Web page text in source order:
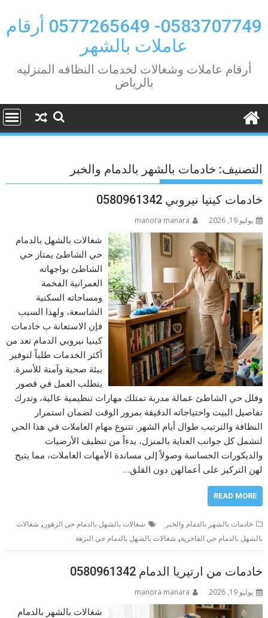
to
content
0583707749- 0577265649 أرقام
عاملات بالشهر
أرقام عاملات وشغالات لخدمات النظافه المنزليه
بالرياض
التصنيف: خادمات بالشهر بالدمام والخبر
خادمات كينيا نيروبي 0580961342
يوليو 19, 2026 manora manara
شغالات بالشهل بالدمام
حي الشاطئ يمتاز حي
الشاطئ بواجهاته
العمرانية الفخمة
ومساحاته السكنية
الشاسعة، ولهذا السبب
فإن الاستعانة ب خادمات
كينيا نيروبي الدمام تعد من
أكثر الخدمات طلباً لتوفير
بيئة صحية وآمنة للأسرة.
يتطلب العمل في قصور
وفلل حي الشاطئ عمالة مدربة تمتلك مهارات تنظيمية عالية، وتدرك
تفاصيل البيت واحتياجاته الدقيقة بمرور الوقت لضمان استمرار
النظافة والترتيب طوال أيام الشهر. تتنوع مهام العاملات في هذا الحي
لتشمل كل جوانب العناية بالمنزل، بدءاً من تنظيف الأرضيات
والديكورات الحساسة وصولاً إلى مساندة الأمهات العاملات، مما يتيح
لهن التركيز على أعمالهن دون القلق…
READ MORE
خادمات بالشهر بالدمام والخبر شغالات بالشهل بالدمام حي الزهور , شغالات
بالشهل بالدمام حي الفاخرية, شغالات بالشهل بالدمام حي النزهة
خادمات من ارتيريا الدمام 0580961342
يوليو 19, 2026 manora manara
شغالات بالشهر بالدمام